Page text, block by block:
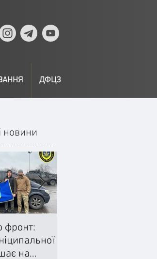
ДФЦЗ
новини
фронт:
на